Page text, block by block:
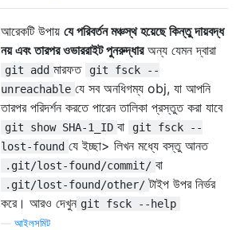
আরেকটি উপায় যে পরিবর্তন মঞ্চস্থ হয়েছে কিন্তু দায়বদ্ধ
নয় এবং তারপর ওভাররাইট পুনরুদ্ধারঅন্য যেমন দ্বারা
git add মারফত
git fsck --
unreachable যে সব অনধিগম্য obj, যা আপনি
তারপর পরিদর্শন করতে পারেন তালিকা প্রস্তুত করা যাবে
git show SHA-1_ID বা
git fsck --
lost-found যে ইচ্ছা> লিখন মধ্যে বস্তু আনত
.git/lost-found/commit/ বা
.git/lost-found/other/ টাইপ উপর নির্ভর
করে। আরও দেখুন git fsck --help
আইলসমিট